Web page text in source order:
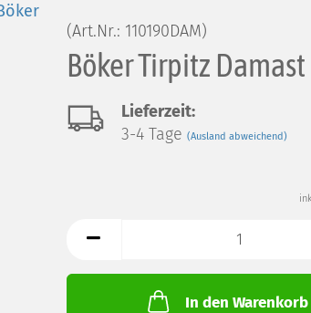
(Art.Nr.: 110190DAM)
Böker Tirpitz Damast
Lieferzeit:
3-4 Tage (Ausland abweichend)
In den Warenkorb